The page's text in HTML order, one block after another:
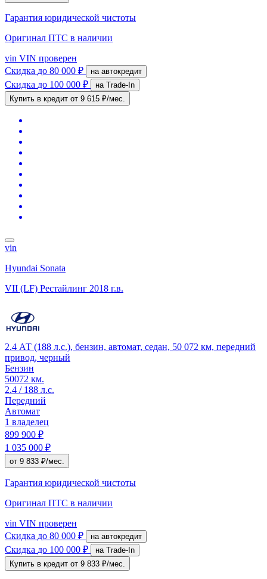
Гарантия юридической чистоты
Оригинал ПТС в наличии
vin VIN проверен
Скидка до 80 000 ₽ на автокредит
Скидка до 100 000 ₽
на Trade-In
Купить в кредит от 9 615 ₽/мес.
vin
Hyundai Sonata
VII (LF) Рестайлинг 2018 г.в.
2.4 АТ (188 л.с.), бензин, автомат, седан, 50 072 км, передний
привод, черный
Бензин
50072 км.
2.4 / 188 л.с.
Передний
Автомат
1 владелец
899 900 ₽
1 035 000 ₽
от 9 833 ₽/мес.
Гарантия юридической чистоты
Оригинал ПТС в наличии
vin VIN проверен
Скидка до 80 000 ₽ на автокредит
Скидка до 100 000 ₽
на Trade-In
Купить в кредит от 9 833 ₽/мес.